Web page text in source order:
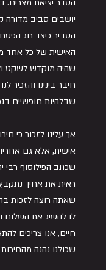
הסדר יציאת מצרים.
יושבים סביב מדורה
הסביר כיצד חג
האישית של כל אחד
שהיה מוקדש לשקט
חיבר בינינו והזכיר
שבלהיות חופשיים
אך עלינו לזכור כי
אישית, אלא גם
שכתב הפילוסוף רבי
ראית את אחיך
שאתה רוצה לזכות
לו להשיג את השלום
חיים, אנו צריכים
שכולנו נהנה מהחירות